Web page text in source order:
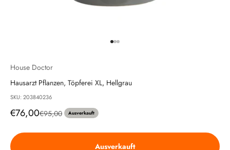
House Doctor
Hausarzt Pflanzen, Töpferei XL, Hellgrau
SKU: 203840236
Angebot
€76,00Regulärer Preis
€95,00 Ausverkauft
Ausverkauft